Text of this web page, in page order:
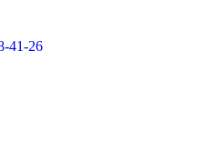
41-26